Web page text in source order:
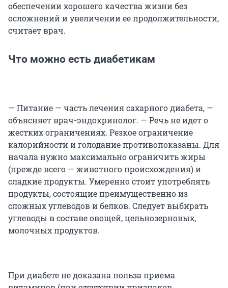
обеспечении хорошего качества жизни без
осложнений и увеличении ее продолжительности,
считает врач.
Что можно есть диабетикам
— Питание — часть лечения сахарного диабета, —
объясняет врач-эндокринолог. — Речь не идет о
жестких ограничениях. Резкое ограничение
калорийности и голодание противопоказаны. Для
начала нужно максимально ограничить жиры
(прежде всего — животного происхождения) и
сладкие продукты. Умеренно стоит употреблять
продукты, состоящие преимущественно из
сложных углеводов и белков. Следует выбирать
углеводы в составе овощей, цельнозерновых,
молочных продуктов.
При диабете не доказана польза приема